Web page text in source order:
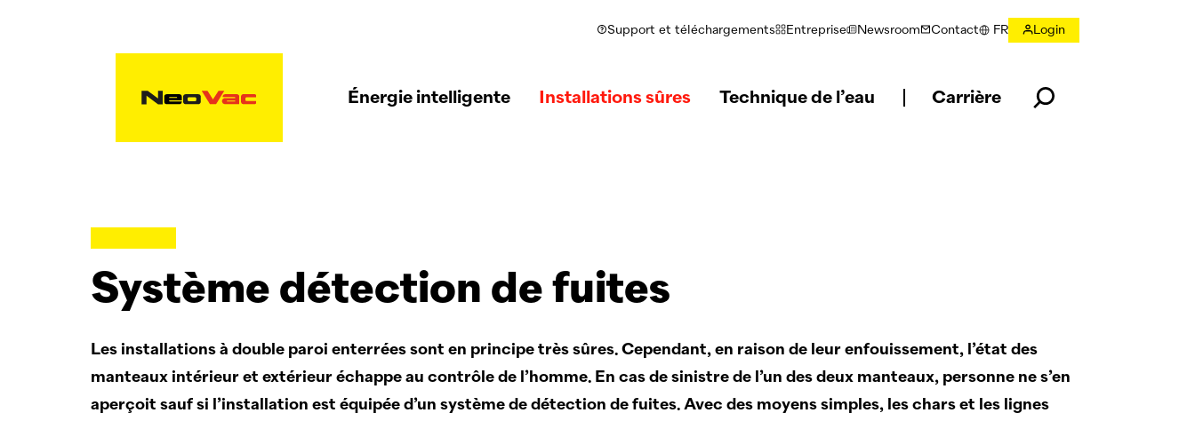
Support et téléchargements Entreprise Newsroom ContactChoisir la langue
FR Login
Énergie intelligente Installations sûres Technique de l’eau Carrière
Système détection de fuites
Les installations à double paroi enterrées sont en principe très sûres. Cependant, en raison de leur enfouissement, l’état des
manteaux intérieur et extérieur échappe au contrôle de l’homme. En cas de sinistre de l’un des deux manteaux, personne ne s’en
aperçoit sauf si l’installation est équipée d’un système de détection de fuites. Avec des moyens simples, les chars et les lignes